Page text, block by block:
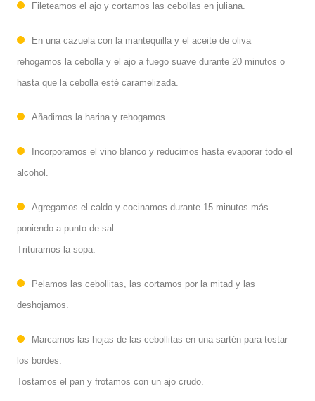
Fileteamos el ajo y cortamos las cebollas en juliana.
En una cazuela con la mantequilla y el aceite de oliva
rehogamos la cebolla y el ajo a fuego suave durante 20 minutos o
hasta que la cebolla esté caramelizada.
Añadimos la harina y rehogamos.
Incorporamos el vino blanco y reducimos hasta evaporar todo el
alcohol.
Agregamos el caldo y cocinamos durante 15 minutos más
poniendo a punto de sal.
Trituramos la sopa.
Pelamos las cebollitas, las cortamos por la mitad y las
deshojamos.
Marcamos las hojas de las cebollitas en una sartén para tostar
los bordes.
Tostamos el pan y frotamos con un ajo crudo.